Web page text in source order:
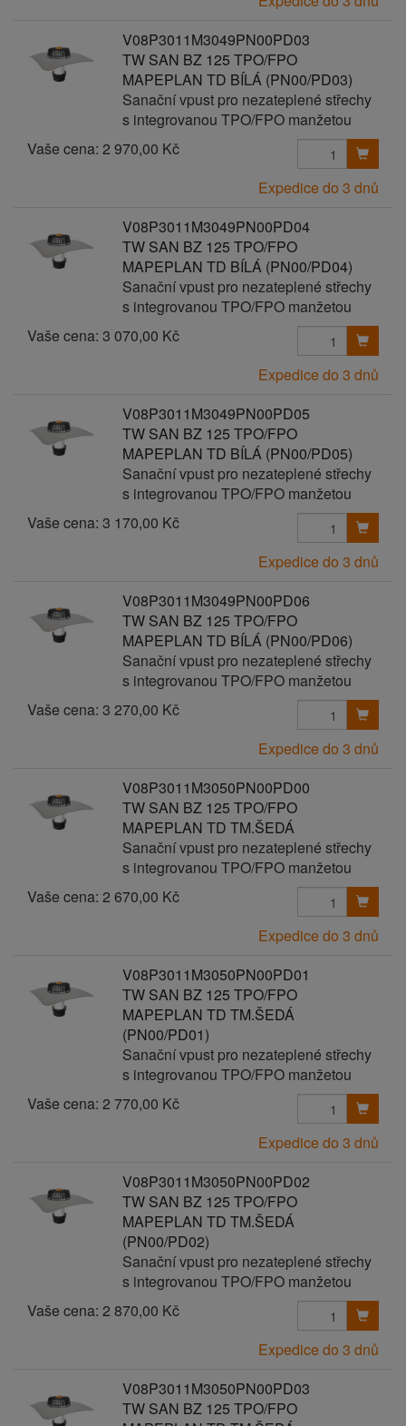
V08P3011M3049PN00PD03
TW SAN BZ 125 TPO/FPO
MAPEPLAN TD BÍLÁ (PN00/PD03)
Sanační vpust pro nezateplené střechy
s integrovanou TPO/FPO manžetou
Vaše cena: 2 970,00 Kč
Expedice do 3 dnů
V08P3011M3049PN00PD04
TW SAN BZ 125 TPO/FPO
MAPEPLAN TD BÍLÁ (PN00/PD04)
Sanační vpust pro nezateplené střechy
s integrovanou TPO/FPO manžetou
Vaše cena: 3 070,00 Kč
Expedice do 3 dnů
V08P3011M3049PN00PD05
TW SAN BZ 125 TPO/FPO
MAPEPLAN TD BÍLÁ (PN00/PD05)
Sanační vpust pro nezateplené střechy
s integrovanou TPO/FPO manžetou
Vaše cena: 3 170,00 Kč
Expedice do 3 dnů
V08P3011M3049PN00PD06
TW SAN BZ 125 TPO/FPO
MAPEPLAN TD BÍLÁ (PN00/PD06)
Sanační vpust pro nezateplené střechy
s integrovanou TPO/FPO manžetou
Vaše cena: 3 270,00 Kč
Expedice do 3 dnů
V08P3011M3050PN00PD00
TW SAN BZ 125 TPO/FPO
MAPEPLAN TD TM.ŠEDÁ
Sanační vpust pro nezateplené střechy
s integrovanou TPO/FPO manžetou
Vaše cena: 2 670,00 Kč
Expedice do 3 dnů
V08P3011M3050PN00PD01
TW SAN BZ 125 TPO/FPO
MAPEPLAN TD TM.ŠEDÁ
(PN00/PD01)
Sanační vpust pro nezateplené střechy
s integrovanou TPO/FPO manžetou
Vaše cena: 2 770,00 Kč
Expedice do 3 dnů
V08P3011M3050PN00PD02
TW SAN BZ 125 TPO/FPO
MAPEPLAN TD TM.ŠEDÁ
(PN00/PD02)
Sanační vpust pro nezateplené střechy
s integrovanou TPO/FPO manžetou
Vaše cena: 2 870,00 Kč
Expedice do 3 dnů
V08P3011M3050PN00PD03
TW SAN BZ 125 TPO/FPO